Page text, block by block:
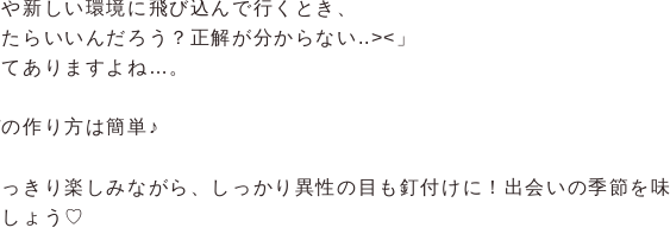
新しい環境に飛び込んで行くとき、
たらいいんだろう？正解が分からない..><」
ありますよね…。
作り方は簡単♪
きり楽しみながら、しっかり異性の目も釘付けに！出会いの季節を味
しょう♡